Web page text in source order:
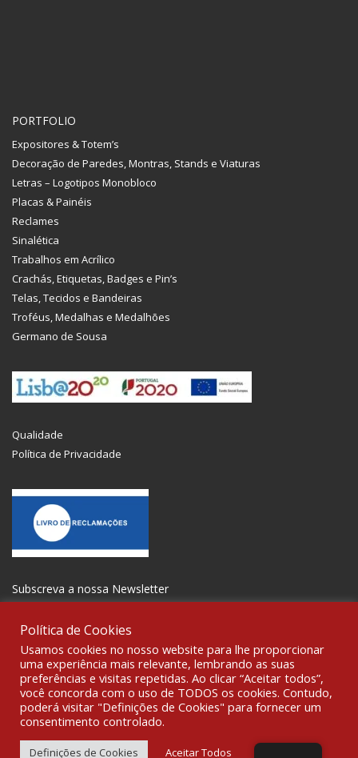
PORTFOLIO
Expositores & Totem’s
Decoração de Paredes, Montras, Stands e Viaturas
Letras – Logotipos Monobloco
Placas & Painéis
Reclames
Sinalética
Trabalhos em Acrílico
Crachás, Etiquetas, Badges e Pin’s
Telas, Tecidos e Bandeiras
Troféus, Medalhas e Medalhões
Germano de Sousa
Qualidade
Política de Privacidade
Subscreva a nossa Newsletter
SOCIALIZE
© 2021 All rights reserved Gravoplot-Gravação,Impressão e
Sinalética Lda. WebDesign:
Fibra Design.
Política de Cookies
Usamos cookies no nosso website para lhe proporcionar
uma experiência mais relevante, lembrando as suas
preferências e visitas repetidas. Ao clicar “Aceitar todos”,
você concorda com o uso de TODOS os cookies. Contudo,
poderá visitar "Definições de Cookies" para fornecer um
consentimento controlado.
Definições de Cookies Aceitar Todos